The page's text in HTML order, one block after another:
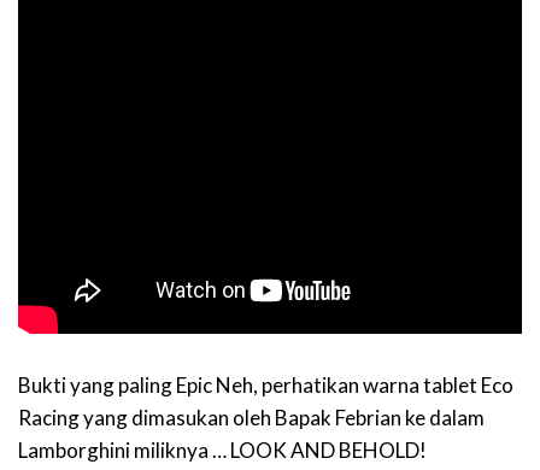
Bukti yang paling Epic Neh, perhatikan warna tablet Eco
Racing yang dimasukan oleh Bapak Febrian ke dalam
Lamborghini miliknya … LOOK AND BEHOLD!